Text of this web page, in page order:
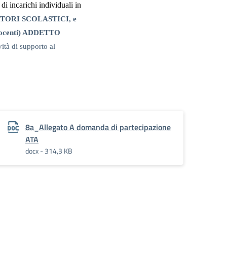
di incarichi individuali in
SCOLASTICI, e
ADDETTO
di supporto al
8a_Allegato A domanda di partecipazione
ATA
docx - 314,3 KB